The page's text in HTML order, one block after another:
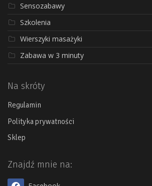
Sensozabawy
Szkolenia
Wierszyki masażyki
Zabawa w 3 minuty
Na skróty
Regulamin
Polityka prywatności
Sklep
Znajdź mnie na: